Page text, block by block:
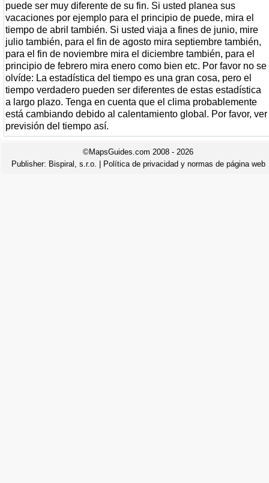
puede ser muy diferente de su fin. Si usted planea sus
vacaciones por ejemplo para el principio de puede, mira el
tiempo de abril también. Si usted viaja a fines de junio, mire
julio también, para el fin de agosto mira septiembre también,
para el fin de noviembre mira el diciembre también, para el
principio de febrero mira enero como bien etc. Por favor no se
olvíde: La estadística del tiempo es una gran cosa, pero el
tiempo verdadero pueden ser diferentes de estas estadística
a largo plazo. Tenga en cuenta que el clima probablemente
está cambiando debido al calentamiento global. Por favor, ver
previsión del tiempo así.
©MapsGuides.com 2008 - 2026
Publisher: Bispiral, s.r.o. Política de privacidad y normas de página web